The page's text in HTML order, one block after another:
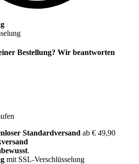
Bestellung? Wir beantworten
Standardversand ab € 49,90
.
mit SSL-Verschlüsselung